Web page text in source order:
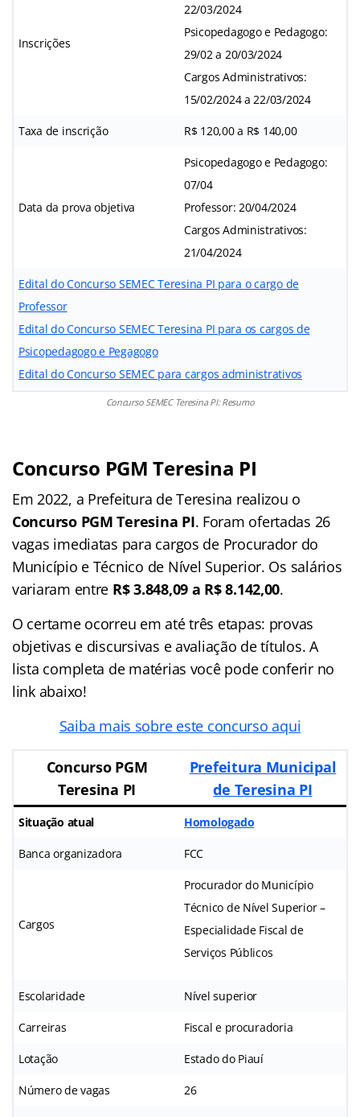
Inscrições
22/03/2024
Psicopedagogo e Pedagogo:
29/02 a 20/03/2024
Cargos Administrativos:
15/02/2024 a 22/03/2024
Taxa de inscrição R$ 120,00 a R$ 140,00
Data da prova objetiva
Psicopedagogo e Pedagogo:
07/04
Professor: 20/04/2024
Cargos Administrativos:
21/04/2024
Edital do Concurso SEMEC Teresina PI para o cargo de
Professor
Edital do Concurso SEMEC Teresina PI para os cargos de
Psicopedagogoe Pegagogo
Edital do Concurso SEMEC para cargos administrativos
Concurso SEMEC Teresina PI: Resumo
Concurso PGM Teresina PI
Em 2022, a Prefeitura de Teresina realizou o
Concurso PGM Teresina PI. Foram ofertadas 26
vagas imediatas para cargos de Procurador do
Município e Técnico de Nível Superior. Os salários
variaram entre R$ 3.848,09 a R$ 8.142,00.
O certame ocorreu em até três etapas: provas
objetivas e discursivas e avaliação de títulos. A
lista completa de matérias você pode conferir no
link abaixo!
Saiba mais sobre este concurso aqui
Concurso PGM
Teresina PI
Prefeitura Municipal
de Teresina PI
Situação atual Homologado
Banca organizadora FCC
Cargos
Procurador do Município
Técnico de Nível Superior –
Especialidade Fiscal de
Serviços Públicos
Escolaridade Nível superior
Carreiras Fiscal e procuradoria
Lotação Estado do Piauí
Número de vagas 26